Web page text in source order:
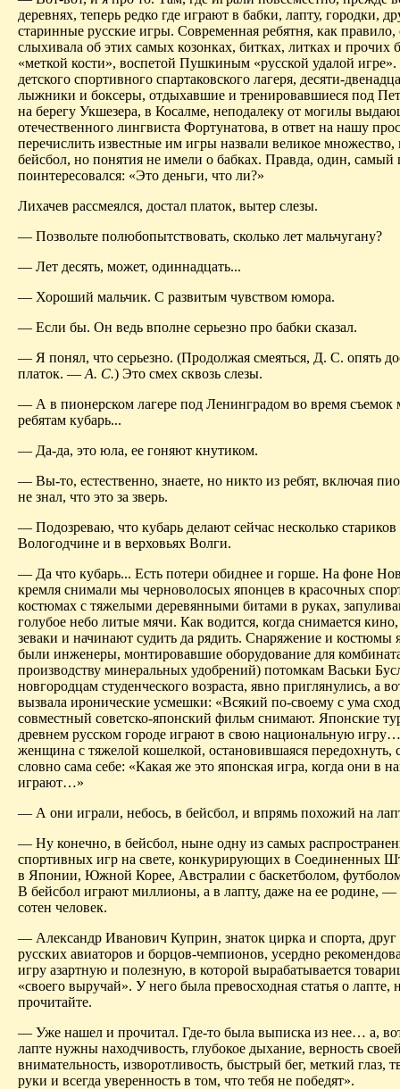
деревнях, теперь редко где играют в бабки, лапту, городки,
старинные русские игры. Современная ребятня, как
слыхивала об этих самых козонках, битках, литках и прочих
«меткой кости», воспетой Пушкиным «русской удалой игре».
детского спортивного спартаковского лагеря, десяти-
лыжники и боксеры, отдыхавшие и тренировавшиеся под
на берегу Укшезера, в Косалме, неподалеку от могилы
отечественного лингвиста Фортунатова, в ответ на нашу
перечислить известные им игры назвали великое множество,
бейсбол, но понятия не имели о бабках. Правда, один,
поинтересовался: «Это деньги, что ли?»
Лихачев рассмеялся, достал платок, вытер слезы.
— Позвольте полюбопытствовать, сколько лет мальчугану?
— Лет десять, может, одиннадцать...
— Хороший мальчик. С развитым чувством юмора.
— Если бы. Он ведь вполне серьезно про бабки сказал.
— Я понял, что серьезно. (Продолжая смеяться, Д. С. опять
платок. — А. С.) Это смех сквозь слезы.
— А в пионерском лагере под Ленинградом во время съемок
ребятам кубарь...
— Да-да, это юла, ее гоняют кнутиком.
— Вы-то, естественно, знаете, но никто из ребят, включая
не знал, что это за зверь.
— Подозреваю, что кубарь делают сейчас несколько стариков
Вологодчине и в верховьях Волги.
— Да что кубарь... Есть потери обиднее и горше. На фоне
кремля снимали мы черноволосых японцев в красочных
костюмах с тяжелыми деревянными битами в руках,
голубое небо литые мячи. Как водится, когда снимается
зеваки и начинают судить да рядить. Снаряжение и костюмы
были инженеры, монтиро­вавшие оборудование для
производству минеральных удобрений) потомкам Васьки
новгородцам студенческого возраста, явно приглянулись, а
вызвала иронические усмешки: «Всякий по-своему с ума
совместный советско-японский фильм снимают. Япон­ские
древнем русском городе играют в свою национальную
женщина с тяжелой кошелкой, остановившаяся передохнуть,
словно сама себе: «Какая же это японская игра, когда они в
играют…»
— А они играли, небось, в бейсбол, и впрямь похожий на
— Ну конечно, в бейсбол, ныне одну из самых
спортивных игр на свете, конкурирующих в Соединенных
в Японии, Южной Корее, Австралии с баскетболом,
В бейсбол играют миллионы, а в лапту, даже на ее родине, —
сотен человек.
— Александр Иванович Куприн, знаток цирка и спорта,
русских авиаторов и борцов-чемпионов, усердно
игру азартную и полезную, в которой вырабатывается
«своего выручай». У него была превосходная статья о лапте,
прочитайте.
— Уже нашел и прочитал. Где-то была выписка из нее… а,
лапте нужны находчивость, глубокое дыхание, верность
внимательность, изворотливость, быстрый бег, меткий глаз,
руки и всегда уверенность в том, что тебя не победят».